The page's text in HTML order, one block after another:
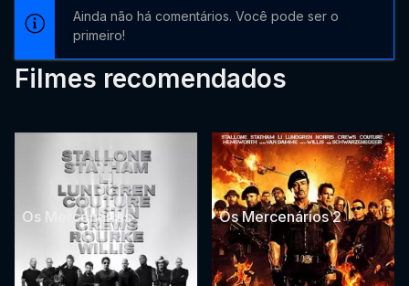
Ainda não há comentários. Você pode ser o
primeiro!
Filmes recomendados
Os Mercenários Os Mercenários 2